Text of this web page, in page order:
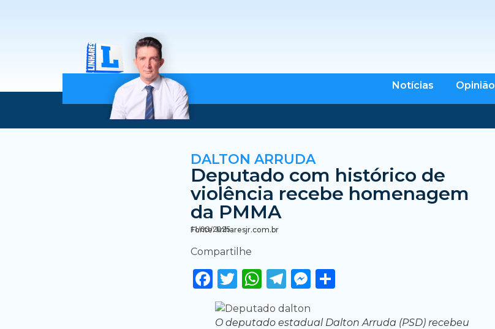
Notícias Opinião
DALTON ARRUDA
Deputado com histórico de
violência recebe homenagem
da PMMA
Fonte: linharesjr.com.br
11/03/2025
Compartilhe
Facebook
Twitter
WhatsApp
Telegram
Messenger
O deputado estadual Dalton Arruda (PSD) recebeu